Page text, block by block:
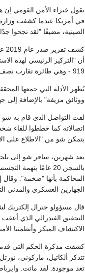
يقول خبراء الأمن القومي
الصينية، مضيفًا "لقد نجحوا
أن "التركيز الرئيسي لهذه
919 - وهي طائرة تقارب نصف تكلفة منافسيها، والتي أكملت أول رحلة لها عام 2017 بعد سنوات من التأخير بسبب عيوب في التصميم".
تُظهر الأدلة التي جمعها
ووثائق مزيفة" بالإضافة
لفت التواصل الذي قام به شو
اتصالاته كما خططوا للقاء
يتمكن شو من "الاطلاع على
المحاكمة بأنها "ضخمة". وقال
الجهازين العسكري والمدني
قال مسؤولو جنرال
التحقيق الفيدرالي الذي
الاكتشاف المبكر وأنظمتنا
تتذكر ألكاتيل، ماركوني،
تعد موجودة. لقد ماتت.